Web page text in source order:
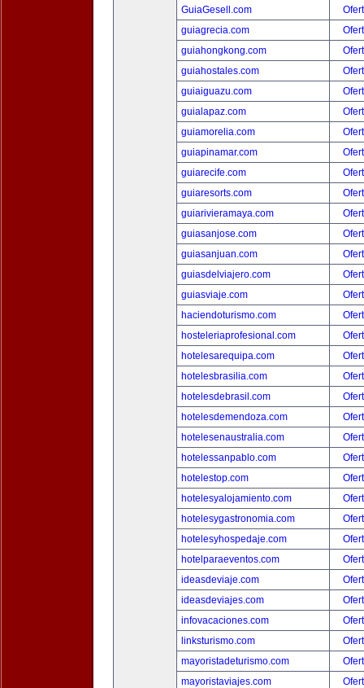
GuiaGesell.com
guiagrecia.com
guiahongkong.com
guiahostales.com
guiaiguazu.com
guialapaz.com
guiamorelia.com
guiapinamar.com
guiarecife.com
guiaresorts.com
guiarivieramaya.com
guiasanjose.com
guiasanjuan.com
guiasdelviajero.com
guiasviaje.com
haciendoturismo.com
hosteleriaprofesional.com
hotelesarequipa.com
hotelesbrasilia.com
hotelesdebrasil.com
hotelesdemendoza.com
hotelesenaustralia.com
hotelessanpablo.com
hotelestop.com
hotelesyalojamiento.com
hotelesygastronomia.com
hotelesyhospedaje.com
hotelparaeventos.com
ideasdeviaje.com
ideasdeviajes.com
infovacaciones.com
linksturismo.com
mayoristadeturismo.com
mayoristaviajes.com